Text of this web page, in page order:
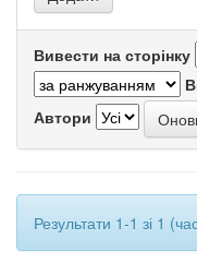
Вивести на сторінку
Автори
Результати 1-1 зі 1